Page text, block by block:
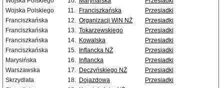
Wojska Polskiego
11. Franciszkańska
Przesiadki
Franciszkańska
12. Organizacji WiN NŻ
Przesiadki
Franciszkańska
13. Tokarzewskiego
Przesiadki
Franciszkańska
14. Kowalska
Przesiadki
Franciszkańska
15. Inflancka NŻ
Przesiadki
Marysińska
16. Inflancka
Przesiadki
Warszawska
17. Deczyńskiego NŻ
Przesiadki
Skrzydlata
18. Dojazdowa
Przesiadki